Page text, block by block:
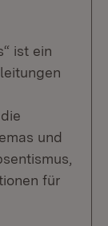
ist ein
und
für